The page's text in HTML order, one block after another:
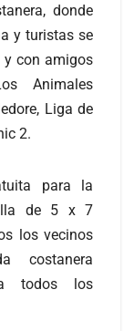
donde
y turistas se
con amigos
Animales
Liga de
2.
para la
de 5 x 7
los vecinos
costanera
a todos los